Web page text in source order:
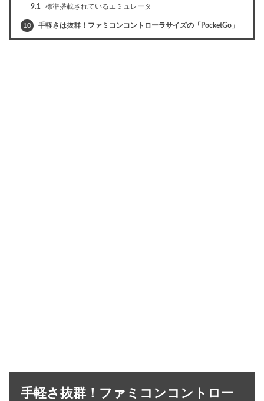
9.1 標準搭載されているエミュレータ
10 手軽さは抜群！ファミコンコントローラサイズの「PocketGo」
手軽さ抜群！ファミコンコントロー